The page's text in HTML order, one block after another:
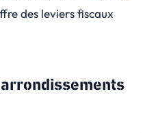
des leviers fiscaux